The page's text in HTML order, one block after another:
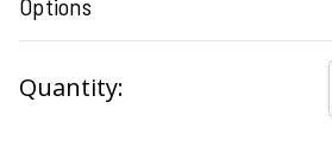
Options
Stock:
Quantity: